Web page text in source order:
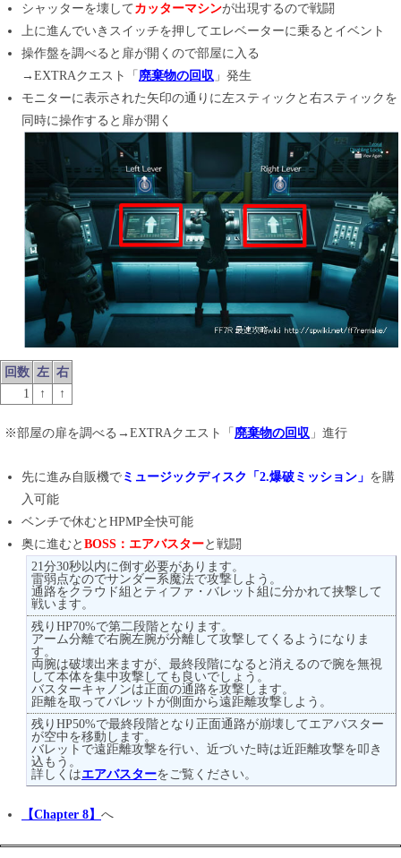
シャッターを壊して カッターマシンが出現するので戦闘
上に進んでいきスイッチを押してエレベーターに乗るとイベント
操作盤を調べると扉が開くので部屋に入る
→EXTRAクエスト「 廃棄物の回収 」発生
モニターに表示された矢印の通りに左スティックと右スティックを
同時に操作すると扉が開く
回数 左 右
1
↑ ↑
※部屋の扉を調べる→EXTRAクエスト「 廃棄物の回収 」進行
先に進み自販機で ミュージックディスク「2.爆破ミッション」 を購
入可能
ベンチで休むとHPMP全快可能
奥に進むと BOSS：エアバスターと戦闘
21分30秒以内に倒す必要があります。
雷弱点なのでサンダー系魔法で攻撃しよう。
通路をクラウド組とティファ・バレット組に分かれて挟撃して
戦います。
残りHP70%で第二段階となります。
アーム分離で右腕左腕が分離して攻撃してくるようになりま
す。
両腕は破壊出来ますが、最終段階になると消えるので腕を無視
して本体を集中攻撃しても良いでしょう。
バスターキャノンは正面の通路を攻撃します。
距離を取ってバレットが側面から遠距離攻撃しよう。
残りHP50%で最終段階となり正面通路が崩壊してエアバスター
が空中を移動します。
バレットで遠距離攻撃を行い、近づいた時は近距離攻撃を叩き
込もう。
詳しくはエアバスターをご覧ください。
【Chapter 8】 へ